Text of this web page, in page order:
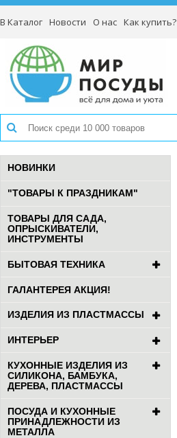
В Каталог Новости О нас Как купить?
НОВИНКИ
"ТОВАРЫ К ПРАЗДНИКАМ"
ТОВАРЫ ДЛЯ САДА,
ОПРЫСКИВАТЕЛИ,
ИНСТРУМЕНТЫ
БЫТОВАЯ ТЕХНИКА
ГАЛАНТЕРЕЯ АКЦИЯ!
ИЗДЕЛИЯ ИЗ ПЛАСТМАССЫ
ИНТЕРЬЕР
КУХОННЫЕ ИЗДЕЛИЯ ИЗ
СИЛИКОНА, БАМБУКА,
ДЕРЕВА, ПЛАСТМАССЫ
ПОСУДА И КУХОННЫЕ
ПРИНАДЛЕЖНОСТИ ИЗ
МЕТАЛЛА